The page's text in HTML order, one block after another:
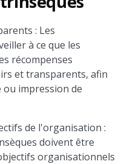
: Les
à ce que les
récompenses
et transparents, afin
impression de
de l'organisation :
doivent être
organisationnels